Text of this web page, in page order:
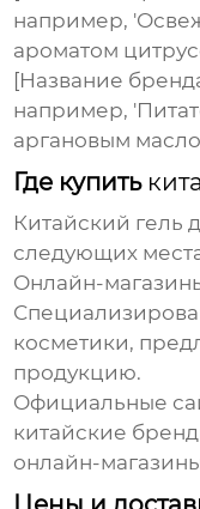
например,
ароматом
[Название
например,
аргановым
Где купить
Китайский гель
следующих
Онлайн-
косметики,
продукцию.
Официальные
китайские
онлайн-